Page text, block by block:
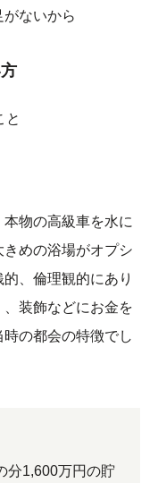
ないから
と
物の高級車を水に
めの浴場がオプシ
、倫理観的にあり
装飾などにお金を
の都会の特徴でし
分1,600万円の貯